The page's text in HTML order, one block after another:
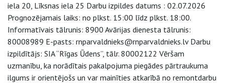
iela 20, Līksnas iela 25 Darbu izpildes datums : 02.07.2026
Prognozējamais laiks: no plkst. 15:00 līdz plkst. 18:00.
Informatīvais tālrunis: 8900 Avārijas dienesta tālrunis:
80008989 E-pasts: rnparvaldnieks@rnparvaldnieks.lv Darbu
izpildītājs: SIA “Rīgas Ūdens”, tālr. 80002122 Vēršam
uzmanību, ka norādītais pakalpojuma piegādes pārtraukuma
ilgums ir orientējošs un var mainīties atkarībā no remontdarbu